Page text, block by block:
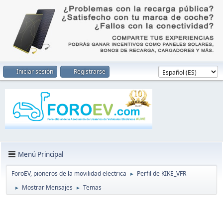
Iniciar sesión Registrarse
Menú Principal
ForoEV, pioneros de la movilidad electrica ► Perfil de KIKE_VFR
► Mostrar Mensajes ► Temas